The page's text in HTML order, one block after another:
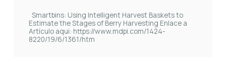
Smartbins: Using Intelligent Harvest Baskets to
Estimate the Stages of Berry Harvesting Enlace a
Artículo aqui: https://www.mdpi.com/1424-
8220/19/6/1361/htm